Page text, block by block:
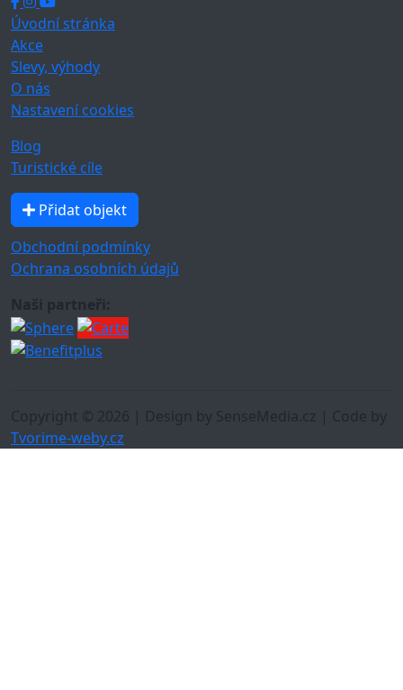
Úvodní stránka
Akce
Slevy, výhody
O nás
Nastavení cookies
Blog
Turistické cíle
Přidat objekt
Obchodní podmínky
Ochrana osobních údajů
Naši partneři:
Copyright © 2026 | Design by SenseMedia.cz | Code by
Tvorime-weby.cz